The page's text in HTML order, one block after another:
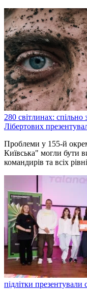
280 світлинах:
Лібертових
Проблеми у 155-й
Київська" могли бути
командирів та всіх
підлітки презентували